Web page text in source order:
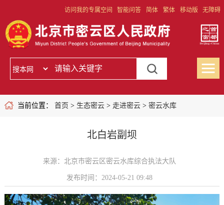
访问我的专属空间 智能问答 简体 繁体 移动版 无障碍
当前位置： 首页 > 生态密云> 走进密云> 密云水库
北白岩副坝
来源：北京市密云区密云水库综合执法大队
发布时间：2024-05-21 09:48